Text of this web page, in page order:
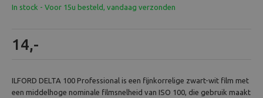
In stock - Voor 15u besteld, vandaag verzonden
14,-
ILFORD DELTA 100 Professional is een fijnkorrelige zwart-wit film met
een middelhoge nominale filmsnelheid van ISO 100, die gebruik maakt